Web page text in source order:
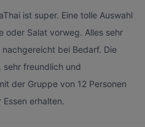
ist super. Eine tolle Auswahl
oder Salat vorweg. Alles sehr
bei Bedarf. Die
sehr freundlich und
der Gruppe von 12 Personen
erhalten.